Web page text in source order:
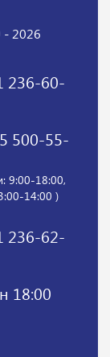
- 2026
236-60-
500-55-
9:00-18:00,
14:00 )
236-62-
18:00